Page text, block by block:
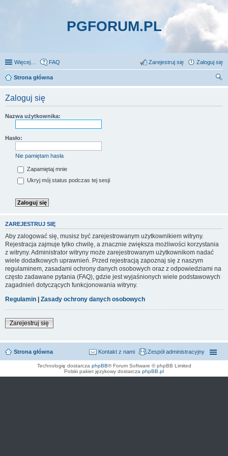
PGFORUM.PL
Więcej… FAQ Zaloguj się
Zarejestruj się
Strona główna
Zaloguj się
Nazwa użytkownika:
Hasło:
Nie pamiętam hasła
Zapamiętaj mnie
Ukryj mój status podczas tej sesji
ZAREJESTRUJ SIĘ
Aby zalogować się, musisz być zarejestrowanym użytkownikiem witryny.
Rejestracja zajmuje tylko chwilę, a znacznie zwiększa możliwości korzystania
z witryny. Administrator witryny może zarejestrowanym użytkownikom nadać
wiele dodatkowych uprawnień. Przed rejestracją zapoznaj się z naszym
regulaminem, zasadami ochrony danych osobowych oraz z odpowiedziami na
często zadawane pytania (FAQ), gdzie jest wyjaśnionych wiele podstawowych
zagadnień dotyczących funkcjonowania witryny.
Regulamin | Zasady ochrony danych osobowych
Zarejestruj się
Strona główna Zespół administracyjny
Kontakt z nami
Technologię dostarcza phpBB® Forum Software © phpBB Limited
Polski pakiet językowy dostarcza phpBB.pl